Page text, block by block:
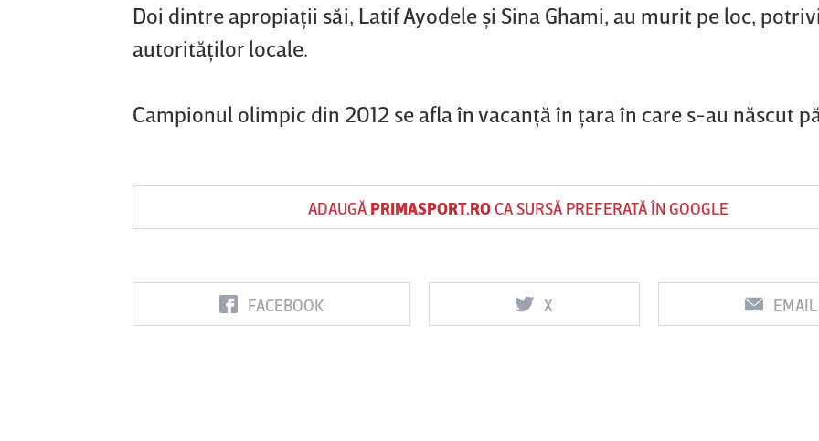
Doi dintre apropiaţii săi, Latif Ayodele şi Sina Ghami, au murit pe loc,
autorităţilor locale.
Campionul olimpic din 2012 se afla în vacanţă în ţara în care s-au născut
ADAUGĂ PRIMASPORT.ROCA SURSĂ PREFERATĂ ÎN GOOGLE
FACEBOOK X EMAIL